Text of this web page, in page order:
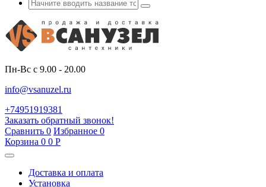
Пн-Вс с 9.00 - 20.00
info@vsanuzel.ru
+74951919381
Заказать обратный звонок!
Сравнить 0 Избранное 0
Корзина 0 0 Р
Доставка и оплата
Установка